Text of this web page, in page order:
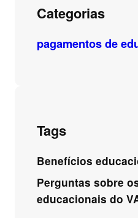
Categorias
pagamentos de
Tags
Benefícios
Perguntas sobre
educacionais do